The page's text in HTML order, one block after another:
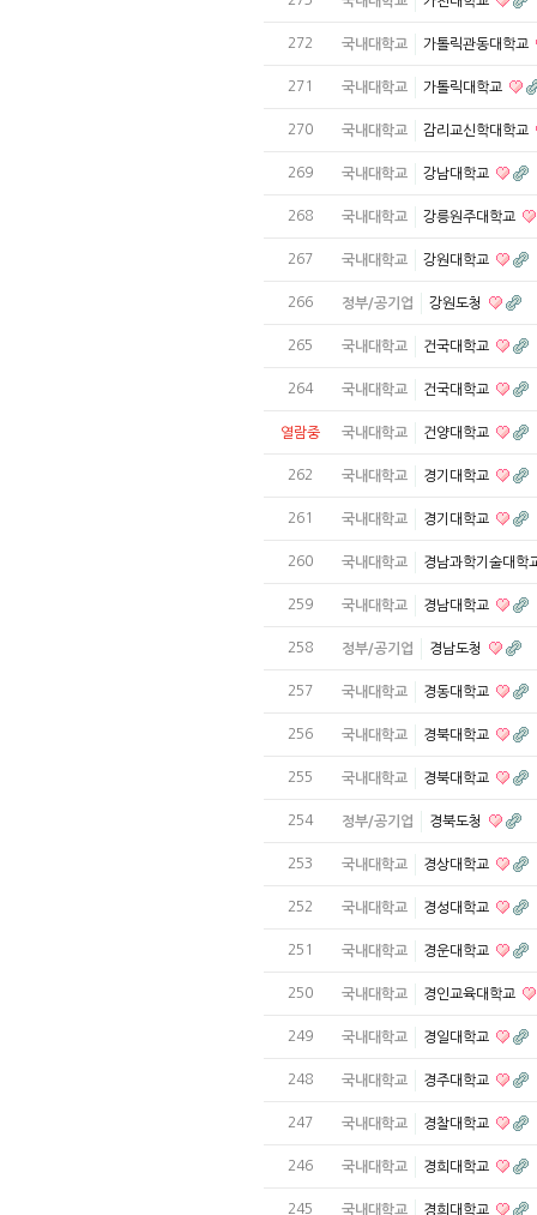
272 국내대학교 가톨릭관동대학교
271 국내대학교 가톨릭대학교
270 국내대학교 감리교신학대학교
269 국내대학교 강남대학교
268 국내대학교 강릉원주대학교
267 국내대학교 강원대학교
266 정부/공기업 강원도청
265 국내대학교 건국대학교
264 국내대학교 건국대학교
열람중 국내대학교 건양대학교
262 국내대학교 경기대학교
261 국내대학교 경기대학교
260 국내대학교 경남과학기술대학
259 국내대학교 경남대학교
258 정부/공기업 경남도청
257 국내대학교 경동대학교
256 국내대학교 경북대학교
255 국내대학교 경북대학교
254 정부/공기업 경북도청
253 국내대학교 경상대학교
252 국내대학교 경성대학교
251 국내대학교 경운대학교
250 국내대학교 경인교육대학교
249 국내대학교 경일대학교
248 국내대학교 경주대학교
247 국내대학교 경찰대학교
246 국내대학교 경희대학교
245 국내대학교 경희대학교